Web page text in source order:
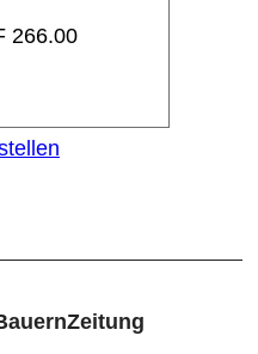
alle Abo-
schenken wir
266.00